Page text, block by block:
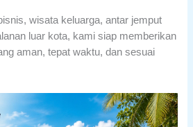
wisata keluarga, antar jemput
luar kota, kami siap memberikan
aman, tepat waktu, dan sesuai